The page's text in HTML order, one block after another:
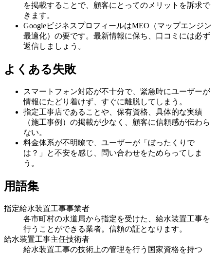
を掲載することで、顧客にとってのメリットを訴求で
きます。
GoogleビジネスプロフィールはMEO（マップエンジン
最適化）の要です。最新情報に保ち、口コミには必ず
返信しましょう。
よくある失敗
スマートフォン対応が不十分で、緊急時にユーザーが
情報にたどり着けず、すぐに離脱してしまう。
指定工事店であることや、保有資格、具体的な実績
（施工事例）の掲載が少なく、顧客に信頼感が伝わら
ない。
料金体系が不明瞭で、ユーザーが「ぼったくりで
は？」と不安を感じ、問い合わせをためらってしま
う。
用語集
指定給水装置工事事業者
各市町村の水道局から指定を受けた、給水装置工事を
行うことができる業者。信頼の証となります。
給水装置工事主任技術者
給水装置工事の技術上の管理を行う国家資格を持つ